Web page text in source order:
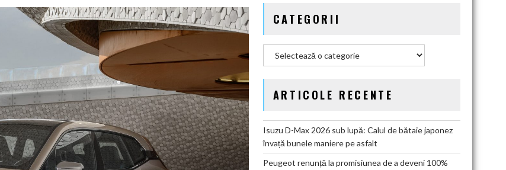
CATEGORII
ARTICOLE RECENTE
Isuzu D-Max 2026 sub lupă: Calul de bătaie japonez
învață bunele maniere pe asfalt
Peugeot renunță la promisiunea de a deveni 100%